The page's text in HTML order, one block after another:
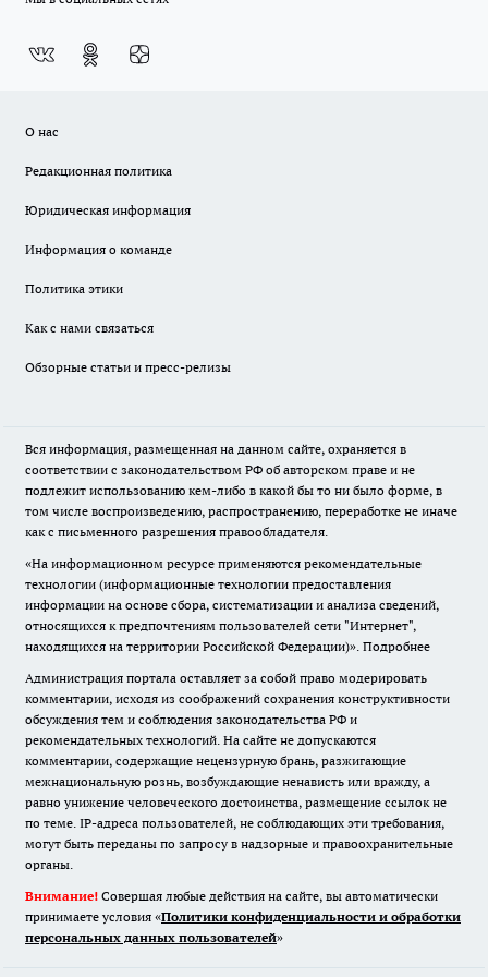
О нас
Редакционная политика
Юридическая информация
Информация о команде
Политика этики
Как с нами связаться
Обзорные статьи и пресс-релизы
Вся информация, размещенная на данном сайте, охраняется в
соответствии с законодательством РФ об авторском праве и не
подлежит использованию кем-либо в какой бы то ни было форме, в
том числе воспроизведению, распространению, переработке не иначе
как с письменного разрешения правообладателя.
«На информационном ресурсе применяются рекомендательные
технологии (информационные технологии предоставления
информации на основе сбора, систематизации и анализа сведений,
относящихся к предпочтениям пользователей сети "Интернет",
находящихся на территории Российской Федерации)». Подробнее
Администрация портала оставляет за собой право модерировать
комментарии, исходя из соображений сохранения конструктивности
обсуждения тем и соблюдения законодательства РФ и
рекомендательных технологий. На сайте не допускаются
комментарии, содержащие нецензурную брань, разжигающие
межнациональную рознь, возбуждающие ненависть или вражду, а
равно унижение человеческого достоинства, размещение ссылок не
по теме. IP-адреса пользователей, не соблюдающих эти требования,
могут быть переданы по запросу в надзорные и правоохранительные
органы.
Внимание! Совершая любые действия на сайте, вы автоматически
принимаете условия «Политики конфиденциальности и обработки
персональных данных пользователей»